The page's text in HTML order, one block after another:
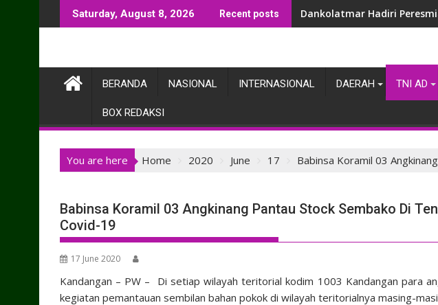
to
Saturday, August 8, 2026 Recent posts Dankolatmar Hadiri
BERANDA NASIONAL INTERNASIONAL DAERAH TNI AD
BOX REDAKSI
You are here Home 2020 June 17 Babinsa Koramil 03
Babinsa Koramil 03 Angkinang Pantau Stock Sembako Di
Covid-19
17 June 2020
Kandangan – PW – Di setiap wilayah teritorial kodim 1003 Kandangan para
kegiatan pemantauan sembilan bahan pokok di wilayah teritorialnya masing-